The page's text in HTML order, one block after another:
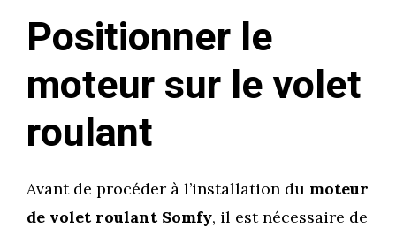
Positionner le
moteur sur le volet
roulant
Avant de procéder à l’installation du moteur
de volet roulant Somfy, il est nécessaire de